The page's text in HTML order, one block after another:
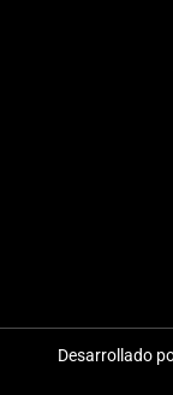
Desarrollado